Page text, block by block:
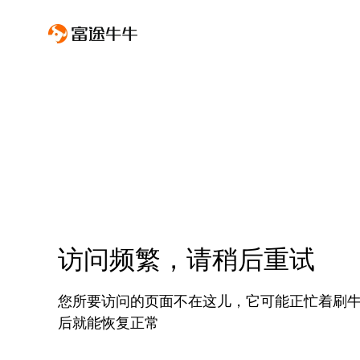
访问频繁，请稍后重试
您所要访问的页面不在这儿，它可能正忙着刷
后就能恢复正常